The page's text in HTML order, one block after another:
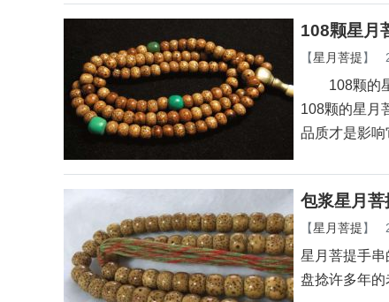
108颗星月
【星月菩提】
108颗的星
108颗的星月
品质才是影响
包浆星月
【星月菩提】
星月菩提手
盘捻许多年的